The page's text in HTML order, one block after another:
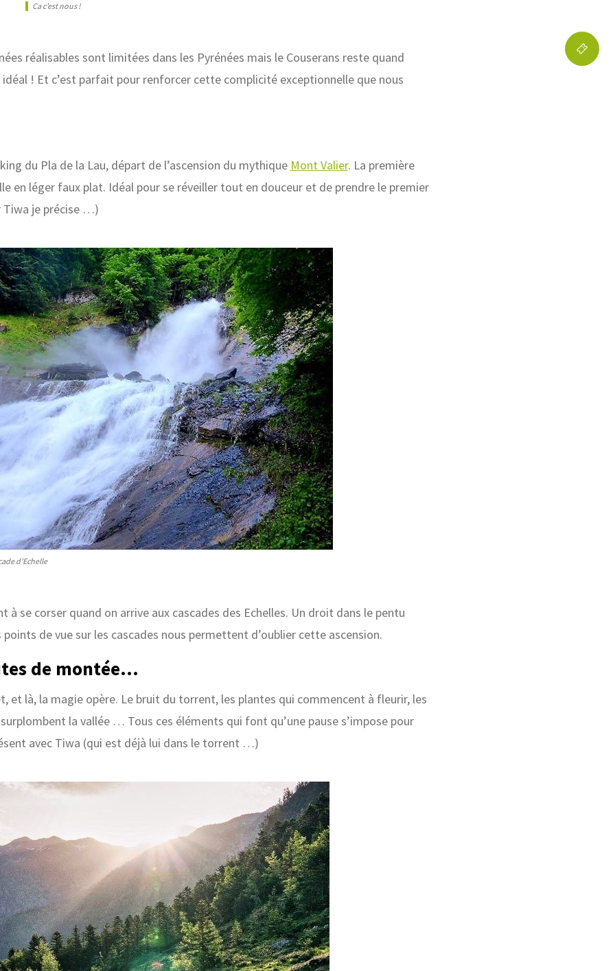
Ca c’est nous !
réalisables sont limitées dans les Pyrénées mais le Couserans reste quand
! Et c’est parfait pour renforcer cette complicité exceptionnelle que nous
du Pla de la Lau, départ de l’ascension du mythique Mont Valier. La première
en léger faux plat. Idéal pour se réveiller tout en douceur et de prendre le premier
Tiwa je précise …)
d’Echelle
à se corser quand on arrive aux cascades des Echelles. Un droit dans le pentu
de vue sur les cascades nous permettent d’oublier cette ascension.
de montée…
et là, la magie opère. Le bruit du torrent, les plantes qui commencent à fleurir, les
la vallée … Tous ces éléments qui font qu’une pause s’impose pour
avec Tiwa (qui est déjà lui dans le torrent …)